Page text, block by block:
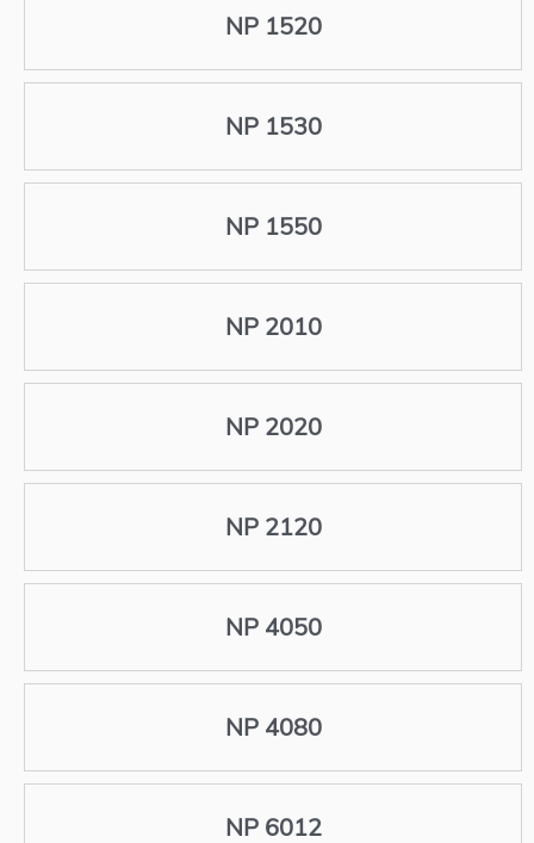
NP 1520
NP 1530
NP 1550
NP 2010
NP 2020
NP 2120
NP 4050
NP 4080
NP 6012